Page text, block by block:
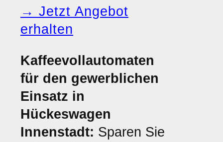
→ Jetzt Angebot
erhalten
Kaffeevollautomaten
für den gewerblichen
Einsatz in
Hückeswagen
Innenstadt: Sparen Sie